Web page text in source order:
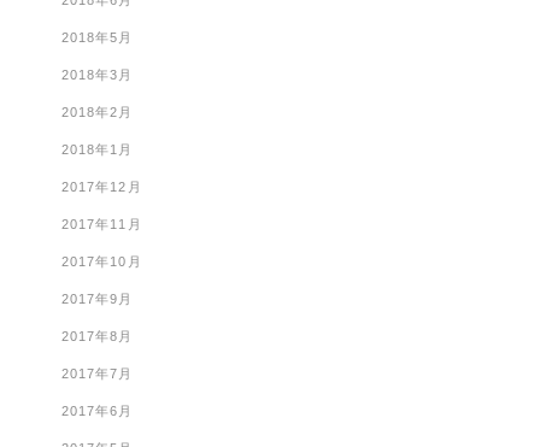
2018年5月
2018年3月
2018年2月
2018年1月
2017年12月
2017年11月
2017年10月
2017年9月
2017年8月
2017年7月
2017年6月